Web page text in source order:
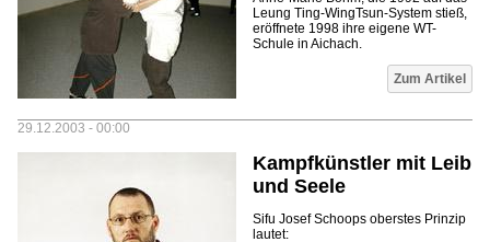
Leung Ting-WingTsun-System stieß,
eröffnete 1998 ihre eigene WT-
Schule in Aichach.
Zum Artikel
29.12.2003 - 00:00
Kampfkünstler mit Leib
und Seele
Sifu Josef Schoops oberstes Prinzip
lautet: